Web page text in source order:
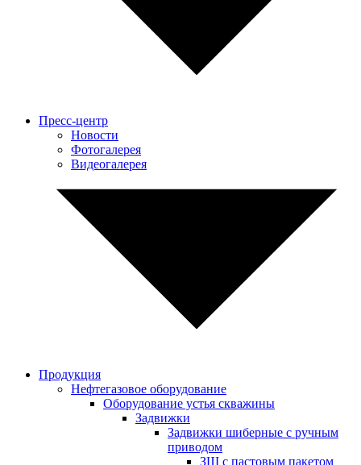
Пресс-центр
Новости
Фотогалерея
Видеогалерея
Продукция
Нефтегазовое оборудование
Оборудование устья скважины
Задвижки
Задвижки шиберные с ручным
приводом
ЗШ с пастовым пакетом